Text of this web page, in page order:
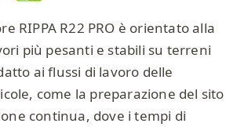
RIPPA R22 PRO è orientato alla
più pesanti e stabili su terreni
ai flussi di lavoro delle
come la preparazione del sito
continua, dove i tempi di